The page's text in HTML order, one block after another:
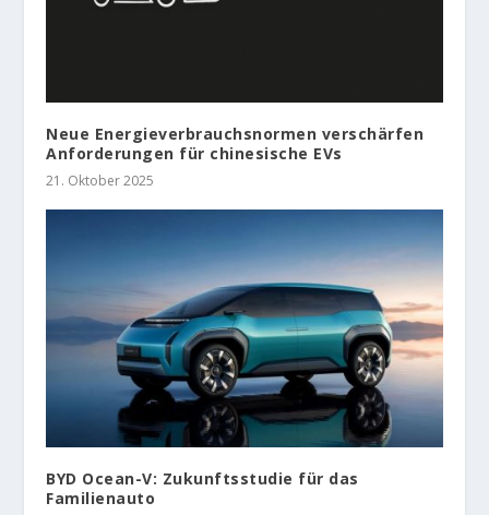
Neue Energieverbrauchsnormen verschärfen
Anforderungen für chinesische EVs
21. Oktober 2025
BYD Ocean-V: Zukunftsstudie für das
Familienauto